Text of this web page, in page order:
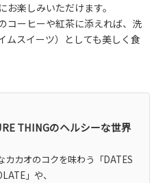
楽しみいただけます。
コーヒーや紅茶に添えれば、洗
ムスイーツ）としても美しく食
THINGのヘルシーな世界
カカオのコクを味わう「DATES
」や、